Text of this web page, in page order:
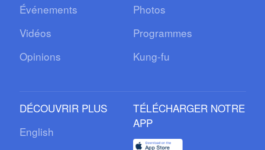
Événements
Photos
Vidéos
Programmes
Opinions
Kung-fu
DÉCOUVRIR PLUS
English
TÉLÉCHARGER NOTRE
APP